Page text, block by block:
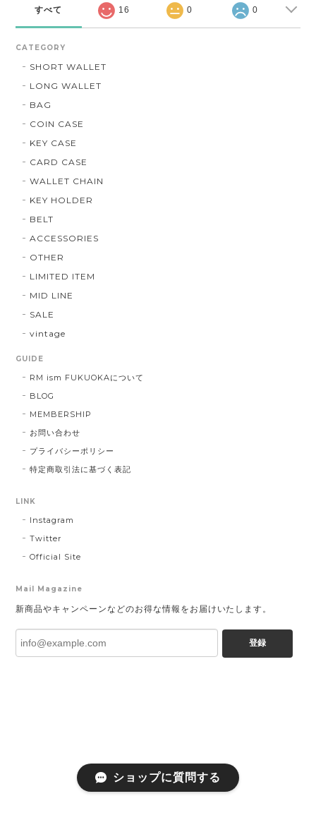
すべて 16 0 0
CATEGORY
SHORT WALLET
LONG WALLET
BAG
COIN CASE
KEY CASE
CARD CASE
WALLET CHAIN
KEY HOLDER
BELT
ACCESSORIES
OTHER
LIMITED ITEM
MID LINE
SALE
vintage
GUIDE
RM ism FUKUOKAについて
BLOG
MEMBERSHIP
お問い合わせ
プライバシーポリシー
特定商取引法に基づく表記
LINK
Instagram
Twitter
Official Site
Mail Magazine
新商品やキャンペーンなどのお得な情報をお届けいたします。
登録
ショップに質問する